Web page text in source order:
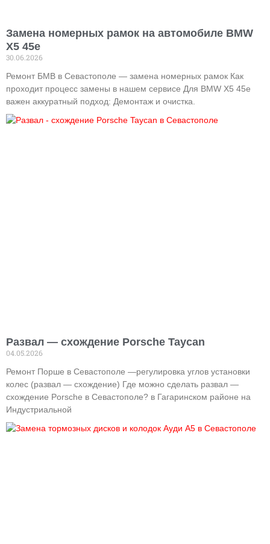
Замена номерных рамок на автомобиле BMW
X5 45е
30.06.2026
Ремонт БМВ в Севастополе — замена номерных рамок Как
проходит процесс замены в нашем сервисе Для BMW X5 45e
важен аккуратный подход: Демонтаж и очистка.
Развал — схождение Porsche Taycan
04.05.2026
Ремонт Порше в Севастополе —регулировка углов установки
колес (развал — схождение) Где можно сделать развал —
схождение Porsche в Севастополе? в Гагаринском районе на
Индустриальной